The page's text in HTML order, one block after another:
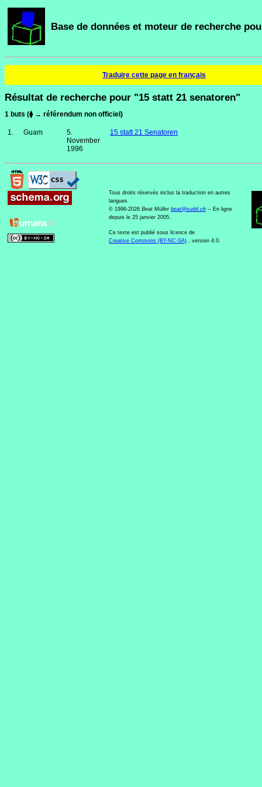
Base de données et moteur de recherche
Traduire cette page en français
Résultat de recherche pour "15 statt 21 senatoren"
1 buts (⧫ → référendum non officiel)
1. Guam
5.
November
1996
15 statt 21 Senatoren
Tous droits réservés inclus la traduction en autres
langues
© 1996-2026 Beat Müller beat@sudd.ch -- En ligne
depuis le 25 janvier 2005.
Ce texte est publié sous licence de
Creative Commons (BY-NC-SA) , version 4.0.